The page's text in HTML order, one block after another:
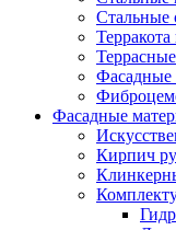
Стальные
Фасадные
Фасадные
Кирпич